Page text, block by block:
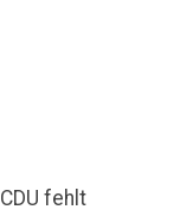
fehlt